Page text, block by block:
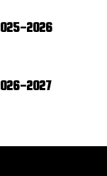
2025-2026
2027